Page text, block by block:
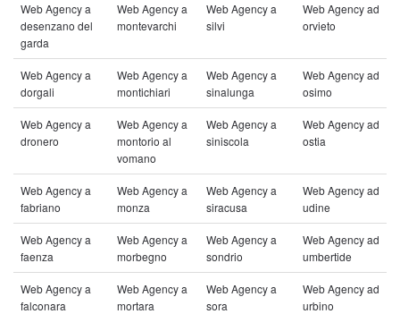
Web Agency a
desenzano del
garda
Web Agency a
montevarchi
Web Agency a
silvi
Web Agency ad
orvieto
Web Agency a
dorgali
Web Agency a
montichiari
Web Agency a
sinalunga
Web Agency ad
osimo
Web Agency a
dronero
Web Agency a
montorio al
vomano
Web Agency a
siniscola
Web Agency ad
ostia
Web Agency a
fabriano
Web Agency a
monza
Web Agency a
siracusa
Web Agency ad
udine
Web Agency a
faenza
Web Agency a
morbegno
Web Agency a
sondrio
Web Agency ad
umbertide
Web Agency a
falconara
Web Agency a
mortara
Web Agency a
sora
Web Agency ad
urbino